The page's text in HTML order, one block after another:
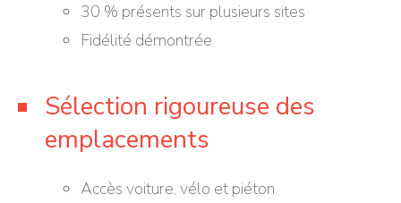
30 % présents sur plusieurs sites
Fidélité démontrée
Sélection rigoureuse des
emplacements
Accès voiture, vélo et piéton